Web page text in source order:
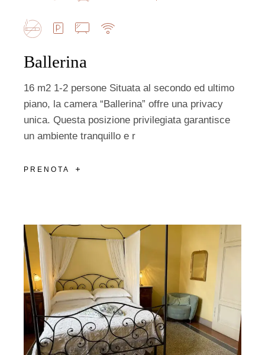
Ballerina
16 m2 1-2 persone Situata al secondo ed ultimo
piano, la camera “Ballerina” offre una privacy
unica. Questa posizione privilegiata garantisce
un ambiente tranquillo e r
PRENOTA